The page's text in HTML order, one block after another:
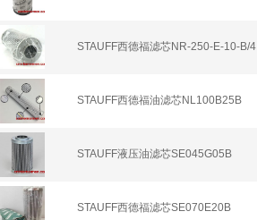
STAUFF西德福滤芯NR-250-E-10-B/4
STAUFF西德福油滤芯NL100B25B
STAUFF液压油滤芯SE045G05B
STAUFF西德福滤芯SE070E20B